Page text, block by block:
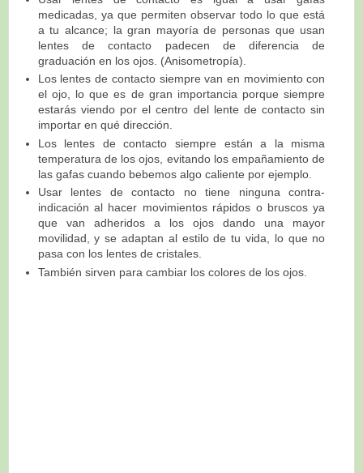
medicadas, ya que permiten observar todo lo que está
a tu alcance; la gran mayoría de personas que usan
lentes de contacto padecen de diferencia de
graduación en los ojos. (Anisometropía).
Los lentes de contacto siempre van en movimiento con
el ojo, lo que es de gran importancia porquesiempre
estarás viendo por el centro del lente de contacto sin
importar en qué dirección.
Los lentes de contacto siempre están a la misma
temperatura de los ojos, evitando los empañamiento de
las gafas cuando bebemos algo caliente por ejemplo.
Usar lentes de contacto no tiene ninguna contra-
indicación al hacer movimientos rápidos o bruscos ya
que van adheridos a los ojos dando una mayor
movilidad, y se adaptan al estilo de tu vida, lo que no
pasa con los lentes de cristales.
También sirven para cambiar los colores de los ojos.